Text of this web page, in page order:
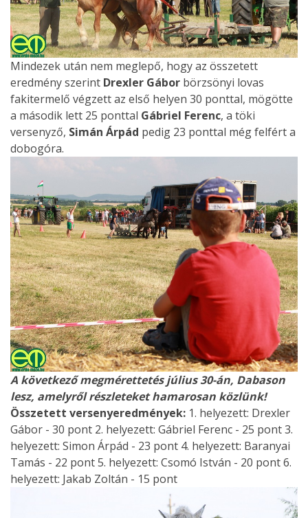
Mindezek után nem meglepő, hogy az összetett
eredmény szerint Drexler Gábor börzsönyi lovas
fakitermelő végzett az első helyen 30 ponttal, mögötte
a második lett 25 ponttal Gábriel Ferenc, a töki
versenyző, Simán Árpád pedig 23 ponttal még felfért a
dobogóra.
A következő megmérettetés július 30-án, Dabason
lesz, amelyről részleteket hamarosan közlünk!
Összetett versenyeredmények: 1. helyezett: Drexler
Gábor - 30 pont 2. helyezett: Gábriel Ferenc - 25 pont 3.
helyezett: Simon Árpád - 23 pont 4. helyezett: Baranyai
Tamás - 22 pont 5. helyezett: Csomó István - 20 pont 6.
helyezett: Jakab Zoltán - 15 pont